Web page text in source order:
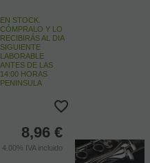
EN STOCK.
CÓMPRALO Y LO
RECIBIRÁS AL DIA
SIGUIENTE
LABORABLE
ANTES DE LAS
14:00 HORAS
PENINSULA
8,96 €
4.00% IVA incluido